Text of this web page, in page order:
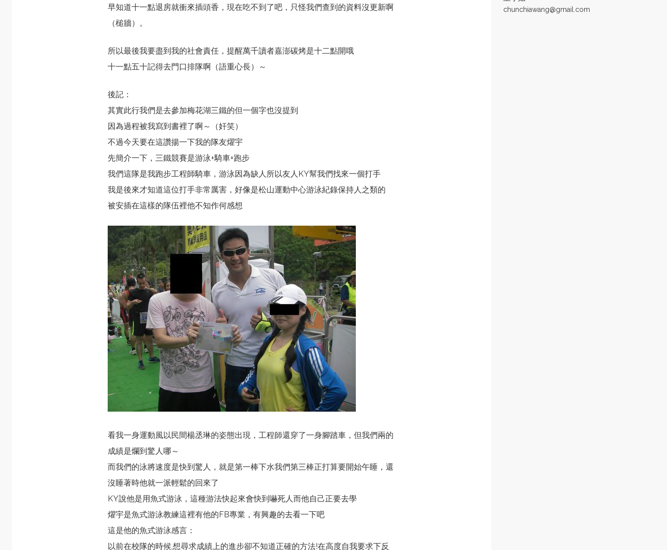
早知道十一點退房就衝來插頭香，現在吃不到了吧，只怪我們查到的資料沒更新啊
（槌牆）。
所以最後我要盡到我的社會責任，提醒萬千讀者嘉澎碳烤是十二點開哦
十一點五十記得去門口排隊啊（語重心長）～
後記：
其實此行我們是去參加梅花湖三鐵的但一個字也沒提到
因為過程被我寫到書裡了啊～（奸笑）
不過今天要在這讚揚一下我的隊友燿宇
先簡介一下，三鐵競賽是游泳+騎車+跑步
我們這隊是我跑步工程師騎車，游泳因為缺人所以友人KY幫我們找來一個打手
我是後來才知道這位打手非常厲害，好像是松山運動中心游泳紀錄保持人之類的
被安插在這樣的隊伍裡他不知作何感想
看我一身運動風以民間楊丞琳的姿態出現，工程師還穿了一身腳踏車，但我們兩的
成績是爛到驚人哪～
而我們的泳將速度是快到驚人，就是第一棒下水我們第三棒正打算要開始午睡，還
沒睡著時他就一派輕鬆的回來了
KY說他是用魚式游泳，這種游法快起來會快到嚇死人而他自己正要去學
燿宇是魚式游泳教練這裡有他的FB專業，有興趣的去看一下吧
這是他的魚式游泳感言：
以前在校隊的時候,想尋求成績上的進步卻不知道正確的方法!在高度自我要求下反
chunchiawang@gmail.com